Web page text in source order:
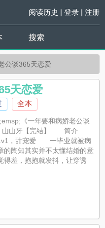
阅读历史 | 登录| 注册
搜索
公谈365天恋爱
天恋爱
全本
《一年要和病娇老公谈
：山山牙【完结】 简介
，甜宠爱 一毕业就被病
的陶知其实并不太懂结婚的意
羞，抱抱就发抖，让穿诱
山山牙精心创作的高辣小
老公谈365天恋爱最新章节并
年要和病娇老公谈365天恋爱
持一年要和病娇老公谈365天